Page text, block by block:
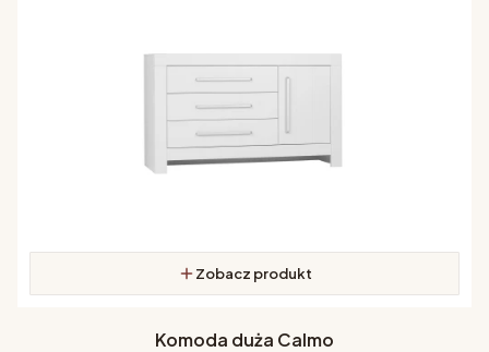
Zobacz produkt
Komoda duża Calmo